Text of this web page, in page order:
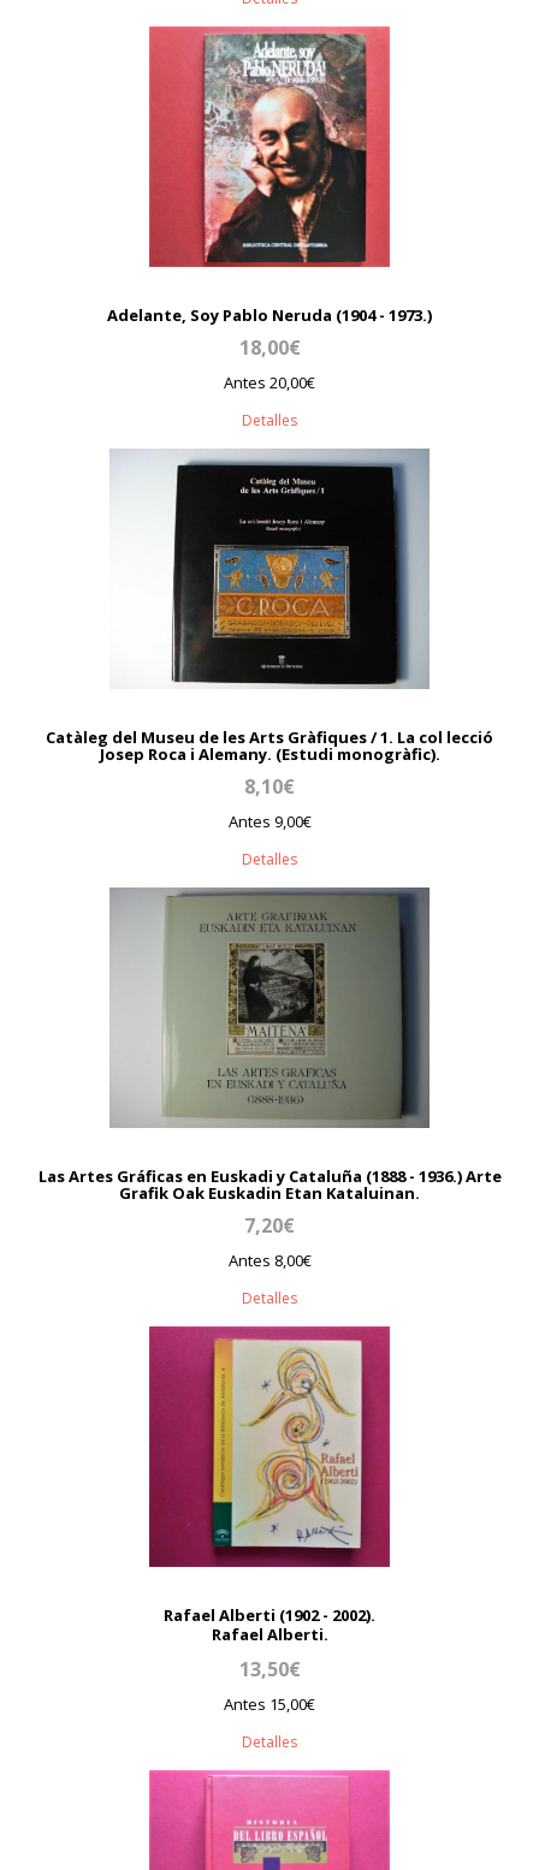
Adelante, Soy Pablo Neruda (1904 - 1973.)
18,00€
Antes 20,00€
Detalles
Catàleg del Museu de les Arts Gràfiques / 1. La col lecció
Josep Roca i Alemany. (Estudi monogràfic).
8,10€
Antes 9,00€
Detalles
Las Artes Gráficas en Euskadi y Cataluña (1888 - 1936.) Arte
Grafik Oak Euskadin Etan Kataluinan.
7,20€
Antes 8,00€
Detalles
Rafael Alberti (1902 - 2002).
Rafael Alberti.
13,50€
Antes 15,00€
Detalles